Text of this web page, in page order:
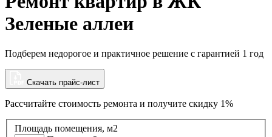
Зеленые аллеи
Подберем недорогое и практичное решение с гарантией 1 год
Скачать прайс-лист
Рассчитайте стоимость ремонта и получите скидку 1%
Площадь помещения, м2